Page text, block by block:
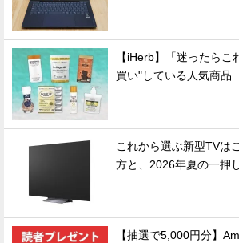
【iHerb】「迷ったら
買い"している人気商品
これから選ぶ新型TVは
方と、2026年夏の一押
【抽選で5,000円分】